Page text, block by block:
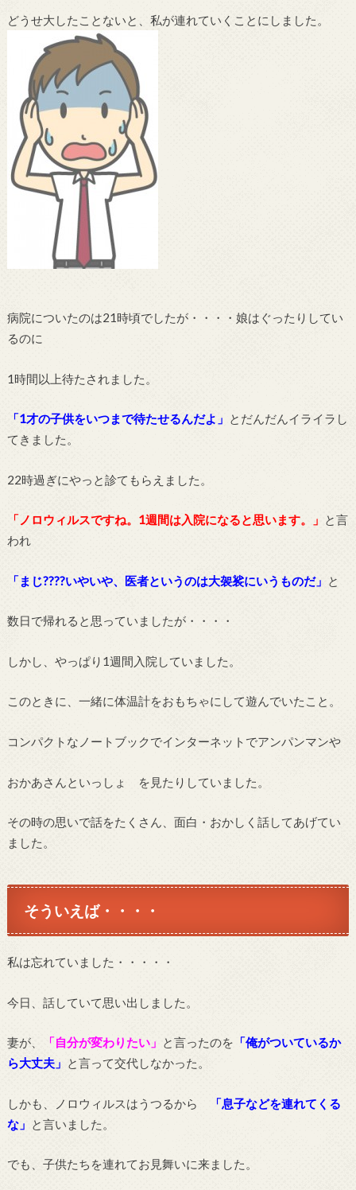
どうせ大したことないと、私が連れていくことにしました。
病院についたのは21時頃でしたが・・・・娘はぐったりしてい
るのに
1時間以上待たされました。
「1才の子供をいつまで待たせるんだよ」 とだんだんイライラし
てきました。
22時過ぎにやっと診てもらえました。
「ノロウィルスですね。1週間は入院になると思います。」 と言
われ
「まじ????いやいや、医者というのは大袈裟にいうものだ」 と
数日で帰れると思っていましたが・・・・
しかし、やっぱり1週間入院していました。
このときに、一緒に体温計をおもちゃにして遊んでいたこと。
コンパクトなノートブックでインターネットでアンパンマンや
おかあさんといっしょ を見たりしていました。
その時の思いで話をたくさん、面白・おかしく話してあげてい
ました。
そういえば・・・・
私は忘れていました・・・・・
今日、話していて思い出しました。
妻が、 「自分が変わりたい」 と言ったのを 「俺がついているか
ら大丈夫」 と言って交代しなかった。
しかも、ノロウィルスはうつるから
「息子などを連れてくる
な」 と言いました。
でも、子供たちを連れてお見舞いに来ました。